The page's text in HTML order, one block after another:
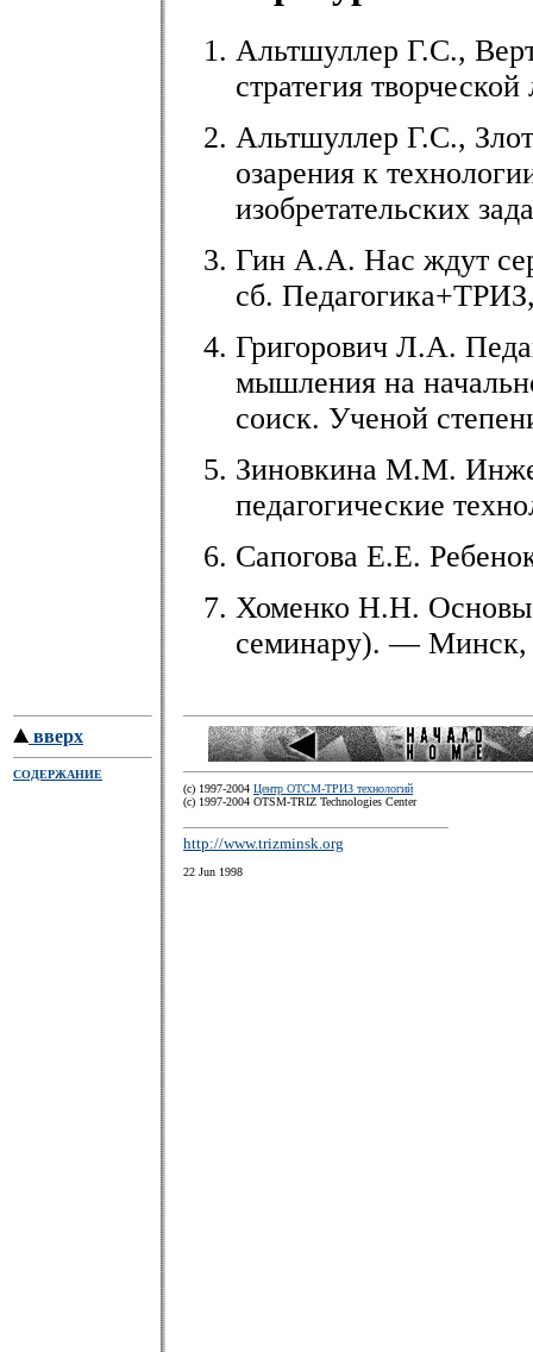
Альтшуллер Г.С.,
стратегия
Альтшуллер Г.С.,
озарения к
изобретательских
Гин А.А. Нас ждут
сб.
Григорович Л.А.
мышления на
соиск. Ученой
Зиновкина М.М.
педагогические
Сапогова Е.Е.
Хоменко Н.Н. Основы
семинару). — Минск,
вверх
СОДЕРЖАНИЕ
(c) 1997-2004 Центр ОТСМ-ТРИЗ технологий
(с) 1997-2004 OTSM-TRIZ Technologies Center
http://www.trizminsk.org
22 Jun 1998